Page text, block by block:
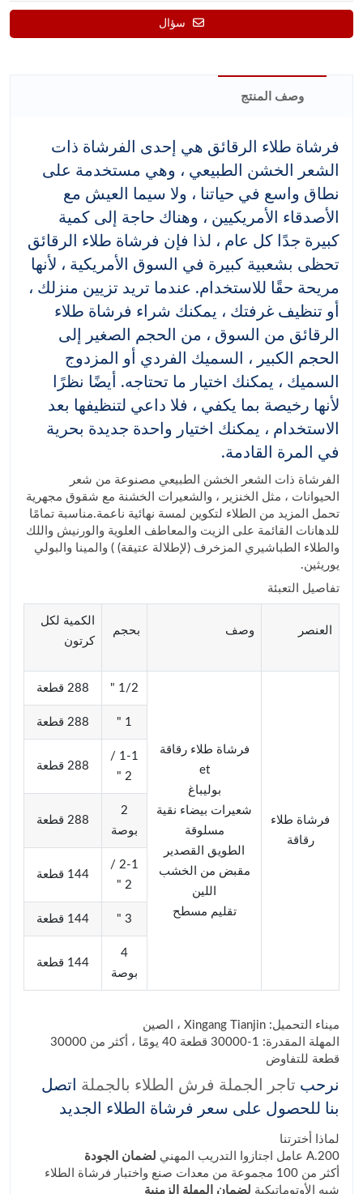
سؤال
وصف المنتج
فرشاة طلاء الرقائق هي إحدى الفرشاة ذات
الشعر الخشن الطبيعي ، وهي مستخدمة على
نطاق واسع في حياتنا ، ولا سيما العيش مع
الأصدقاء الأمريكيين ، وهناك حاجة إلى كمية
كبيرة جدًا كل عام ، لذا فإن فرشاة طلاء الرقائق
تحظى بشعبية كبيرة في السوق الأمريكية ، لأنها
مريحة حقًا للاستخدام. عندما تريد تزيين منزلك ،
أو تنظيف غرفتك ، يمكنك شراء فرشاة طلاء
الرقائق من السوق ، من الحجم الصغير إلى
الحجم الكبير ، السميك الفردي أو المزدوج
السميك ، يمكنك اختيار ما تحتاجه. أيضًا نظرًا
لأنها رخيصة بما يكفي ، فلا داعي لتنظيفها بعد
الاستخدام ، يمكنك اختيار واحدة جديدة بحرية
في المرة القادمة.
الفرشاة ذات الشعر الخشن الطبيعي مصنوعة من شعر
الحيوانات ، مثل الخنزير ، والشعيرات الخشنة مع شقوق مجهرية
تحمل المزيد من الطلاء لتكوين لمسة نهائية ناعمة.مناسبة تمامًا
للدهانات القائمة على الزيت والمعاطف العلوية والورنيش واللك
والطلاء الطباشيري المزخرف (لإطلالة عتيقة) ) والمينا والبولي
يوريثين.
تفاصيل التعبئة
العنصر وصف بحجم
الكمية لكل
كرتون
فرشاة طلاء
رقاقة
فرشاة طلاء رقاقة
et
بوليباغ
شعيرات بيضاء نقية
مسلوقة
الطويق القصدير
مقبض من الخشب
اللين
تقليم مسطح
1/2 " 288 قطعة
1 " 288 قطعة
1-1 /
2 "
288 قطعة
2
بوصة
288 قطعة
2-1 /
2 "
144 قطعة
3 " 144 قطعة
4
بوصة
144 قطعة
ميناء التحميل: Xingang Tianjin ، الصين
المهلة المقدرة: 1-30000 قطعة 40 يومًا ، أكثر من 30000
قطعة للتفاوض
نرحب تاجر الجملة فرش الطلاء بالجملة اتصل
بنا للحصول على سعر فرشاة الطلاء الجديد
لماذا أخترتنا
A.200 عامل اجتازوا التدريب المهني
لضمان الجودة
أكثر من 100 مجموعة من معدات صنع واختبار فرشاة الطلاء
شبه الأوتوماتيكية لضمان المهلة الزمنية